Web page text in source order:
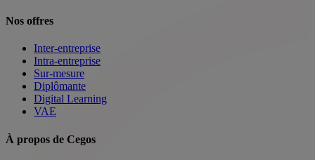
Nos offres
Inter-entreprise
Intra-entreprise
Sur-mesure
Diplômante
Digital Learning
VAE
À propos de Cegos